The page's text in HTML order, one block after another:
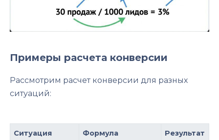
Примеры расчета конверсии
Рассмотрим расчет конверсии для разных
ситуаций:
Ситуация Формула Результат